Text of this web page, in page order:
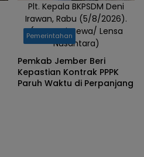
Plt. Kepala BKPSDM Deni
Irawan, Rabu (5/8/2026).
(Foto: Istimewa/ Lensa
Nusantara)
Pemerintahan
Pemkab Jember Beri
Kepastian Kontrak PPPK
Paruh Waktu di Perpanjang